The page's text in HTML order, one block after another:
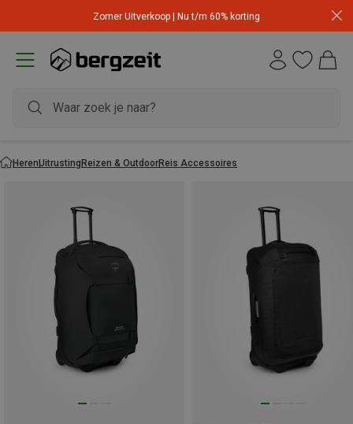
Zomer Uitverkoop | Nu t/m 60% korting
HerenUitrustingReizen & OutdoorReis Accessoires